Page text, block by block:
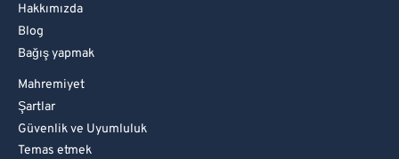
Hakkımızda
Blog
Bağış yapmak
Mahremiyet
Şartlar
Güvenlik ve Uyumluluk
Temas etmek